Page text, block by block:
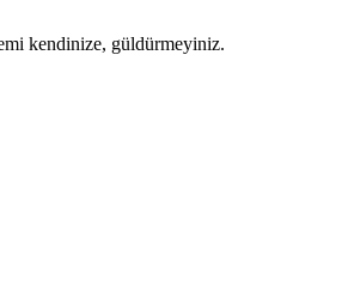
kendinize, güldürmeyiniz.